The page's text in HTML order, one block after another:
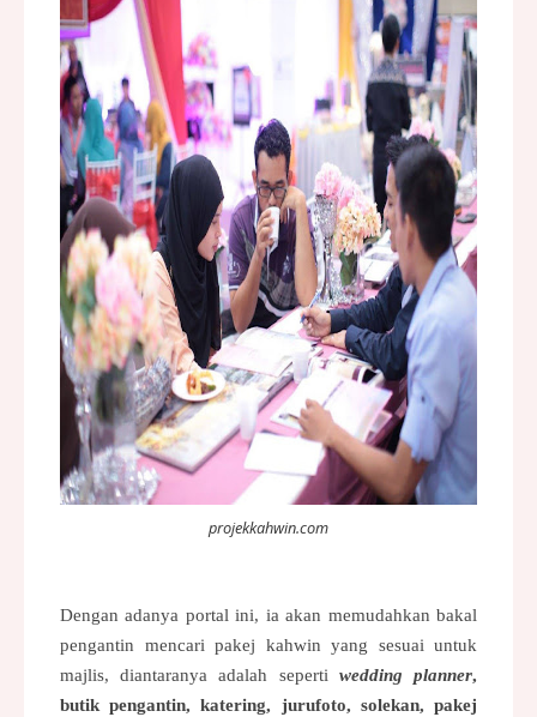
projekkahwin.com
Dengan adanya portal ini, ia akan memudahkan bakal
pengantin mencari pakej kahwin yang sesuai untuk
majlis, diantaranya adalah seperti wedding planner,
butik pengantin, katering, jurufoto, solekan, pakej